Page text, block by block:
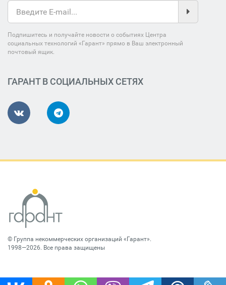
Подпишитесь и получайте новости о событиях Центра
социальных технологий «Гарант» прямо в Ваш электронный
почтовый ящик.
ГАРАНТ В СОЦИАЛЬНЫХ СЕТЯХ
© Группа некоммерческих организаций «Гарант».
1998—2026. Все права защищены